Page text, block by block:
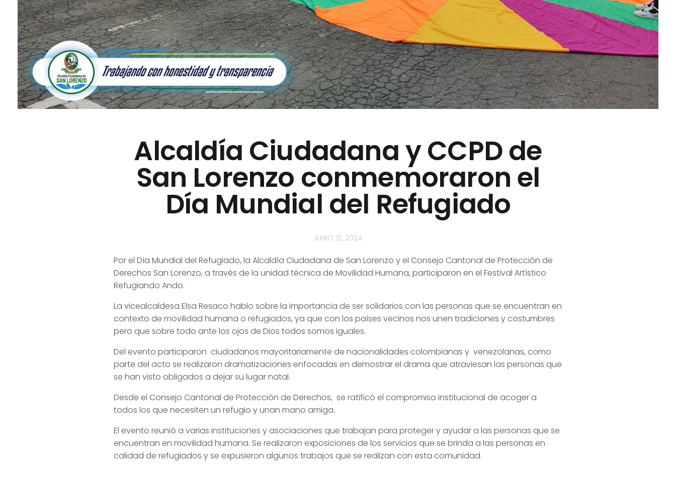
Alcaldía Ciudadana y CCPD de
San Lorenzo conmemoraron el
Día Mundial del Refugiado
JUNIO 21, 2024
Por el Día Mundial del Refugiado, la Alcaldía Ciudadana de San Lorenzo y el Consejo Cantonal de Protección de
Derechos San Lorenzo, a través de la unidad técnica de Movilidad Humana, participaron en el Festival Artístico
Refugiando Ando.
La vicealcaldesa Elsa Resaco hablo sobre la importancia de ser solidarios con las personas que se encuentran en
contexto de movilidad humana o refugiados, ya que con los países vecinos nos unen tradiciones y costumbres
pero que sobre todo ante los ojos de Dios todos somos iguales.
Del evento participaron ciudadanos mayoritariamente de nacionalidades colombianas y venezolanas, como
parte del acto se realizaron dramatizaciones enfocadas en demostrar el drama que atraviesan las personas que
se han visto obligados a dejar su lugar natal.
Desde el Consejo Cantonal de Protección de Derechos, se ratificó el compromiso institucional de acoger a
todos los que necesiten un refugio y unan mano amiga.
El evento reunió a varias instituciones y asociaciones que trabajan para proteger y ayudar a las personas que se
encuentran en movilidad humana. Se realizaron exposiciones de los servicios que se brinda a las personas en
calidad de refugiados y se expusieron algunos trabajos que se realizan con esta comunidad.